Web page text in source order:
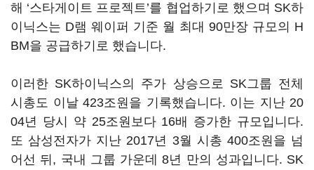
해 ‘스타게이트 프로젝트’를 협업하기로 했으며 SK하
이닉스는 D램 웨이퍼 기준 월 최대 90만장 규모의 H
BM을 공급하기로 했습니다.
이러한 SK하이닉스의 주가 상승으로 SK그룹 전체
시총도 이날 423조원을 기록했습니다. 이는 지난 20
04년 당시 약 25조원보다 16배 증가한 규모입니다.
또 삼성전자가 지난 2017년 3월 시총 400조원을 넘
어선 뒤, 국내 그룹 가운데 8년 만의 성과입니다. SK